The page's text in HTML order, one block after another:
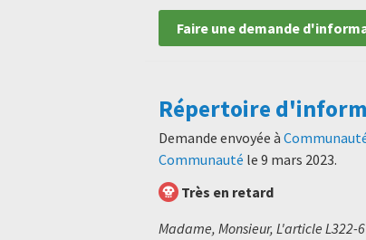
Faire une demande
Répertoire
Demande envoyée à
Communauté le 9 mars 2023.
Très en retard
Madame, Monsieur, L'article